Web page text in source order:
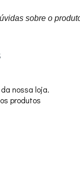
sobre o
nossa loja.
produtos